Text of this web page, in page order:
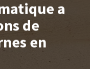
a
de
en